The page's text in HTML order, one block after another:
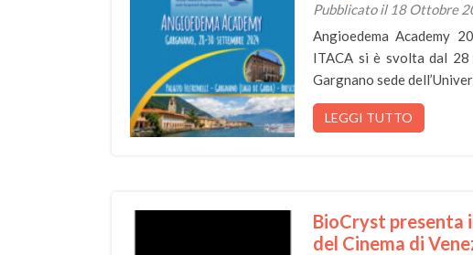
Pubblicato il 18 Ottobre
Angioedema Academy
ITACA si è svolta dal
Gargnano sede
LEGGI TUTTO
BioCryst presenta
del Cinema di